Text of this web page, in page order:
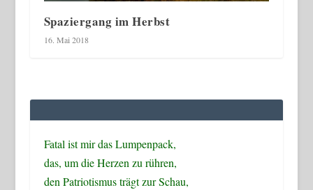
Spaziergang im Herbst
16. Mai 2018
Fatal ist mir das Lumpenpack,
das, um die Herzen zu rühren,
den Patriotismus trägt zur Schau,